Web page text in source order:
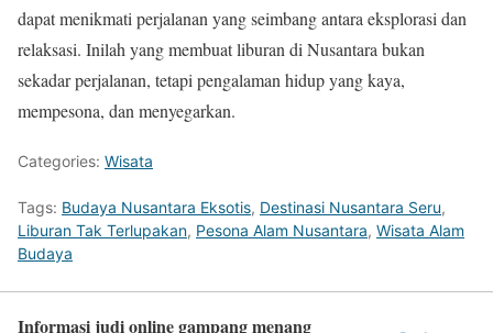
dapat menikmati perjalanan yang seimbang antara eksplorasi dan
relaksasi. Inilah yang membuat liburan di Nusantara bukan
sekadar perjalanan, tetapi pengalaman hidup yang kaya,
mempesona, dan menyegarkan.
Categories: Wisata
Tags: Budaya Nusantara Eksotis, Destinasi Nusantara Seru,
Liburan Tak Terlupakan, Pesona Alam Nusantara, Wisata Alam
Budaya
Informasi judi online gampang menang